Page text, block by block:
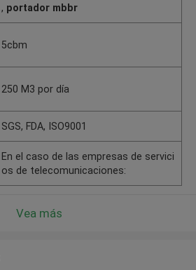
, portador mbbr
5cbm
250 M3 por día
SGS, FDA, ISO9001
En el caso de las empresas de servici
os de telecomunicaciones:
Vea más